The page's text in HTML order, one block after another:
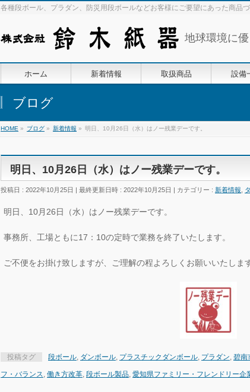
各種段ボール、プラダン、防災用段ボールなどお客様にご要望にあった商品づ
地球環境に
ホーム 新着情報 取扱商品 設備
ブログ
HOME » ブログ » 新着情報 » 明日、10月26日（水）はノー残業デーです。
明日、10月26日（水）はノー残業デーです。
投稿日 : 2022年10月25日 最終更新日時 : 2022年10月25日 カテゴリー : 新着情報
明日、10月26日（水）はノー残業デーです。
事務所、工場ともに17：10の定時で業務を終了いたします。
ご不便をお掛け致しますが、ご理解の程よろしくお願いいたします
投稿タグ 段ボール, ダンボール, プラスチックダンボール, プラダン, 碧南
フ・バランス, 働き方改革, 段ボール製品, 愛知県ファミリー・フレンドリー企